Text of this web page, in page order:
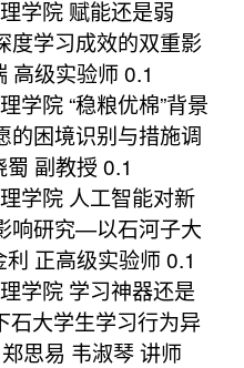
学院 赋能还是弱
度学习成效的双重影
高级实验师 0.1
学院 “稳粮优棉”背景
的困境识别与措施调
副教授 0.1
学院 人工智能对新
响研究—以石河子大
正高级实验师 0.1
学院 学习神器还是
石大学生学习行为异
思易 韦淑琴 讲师